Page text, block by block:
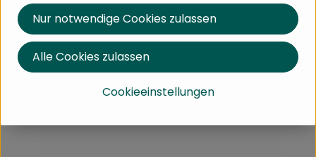
Nährwert-Info
ProduktdatenblattCookieeinstellungen
Nur notwendige Cookies zulassen
Alle Cookies zulassen